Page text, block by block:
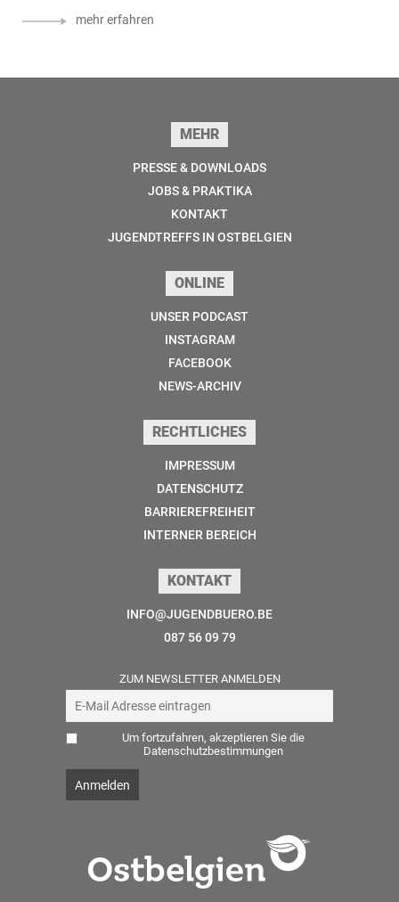
mehr erfahren
MEHR
PRESSE & DOWNLOADS
JOBS & PRAKTIKA
KONTAKT
JUGENDTREFFS IN OSTBELGIEN
ONLINE
UNSER PODCAST
INSTAGRAM
FACEBOOK
NEWS-ARCHIV
RECHTLICHES
IMPRESSUM
DATENSCHUTZ
BARRIEREFREIHEIT
INTERNER BEREICH
KONTAKT
INFO@JUGENDBUERO.BE
087 56 09 79
ZUM NEWSLETTER ANMELDEN
Um fortzufahren, akzeptieren Sie die
Datenschutzbestimmungen